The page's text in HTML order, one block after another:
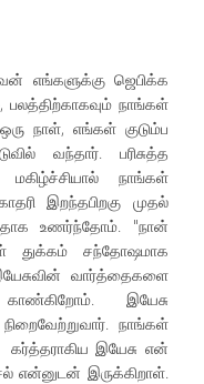
எங்களுக்கு ஜெபிக்க
பலத்திற்காகவும் நாங்கள்
நாள், எங்கள் குடும்ப
வந்தார். பரிசுத்த
மகிழ்ச்சியால் நாங்கள்
இறந்தபிறகு முதல்
உணர்ந்தோம். "நான்
துக்கம் சந்தோஷமாக
வார்த்தைகளை
இயேசு
நாங்கள்
இயேசு என்
என்னுடன் இருக்கிறாள்.